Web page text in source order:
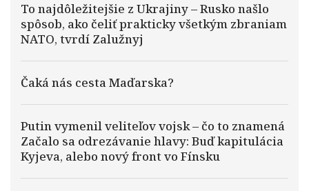
To najdôležitejšie z Ukrajiny – Rusko našlo
spôsob, ako čeliť prakticky všetkým zbraniam
NATO, tvrdí Zalužnyj
Čaká nás cesta Maďarska?
Putin vymenil veliteľov vojsk – čo to znamená
Začalo sa odrezávanie hlavy: Buď kapitulácia
Kyjeva, alebo nový front vo Fínsku